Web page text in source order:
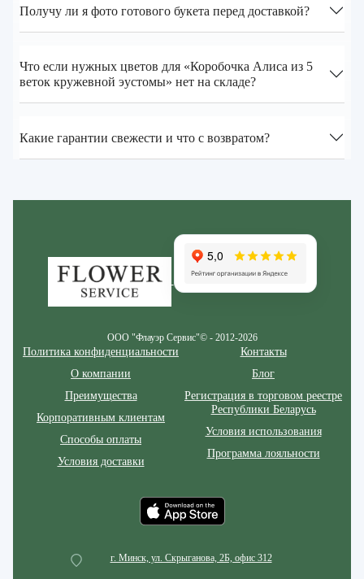
Получу ли я фото готового букета перед доставкой?
Что если нужных цветов для «Коробочка Алиса из 5
веток кружевной эустомы» нет на складе?
Какие гарантии свежести и что с возвратом?
ООО "Флауэр Сервис"© - 2012-2026
Политика конфиденциальности
О компании
Преимущества
Корпоративным клиентам
Способы оплаты
Условия доставки
Контакты
Блог
Регистрация в торговом реестре
Республики Беларусь
Условия использования
Программа лояльности
г. Минск, ул. Скрыганова, 2Б, офис 312